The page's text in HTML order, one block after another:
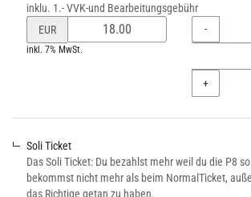
inklu. 1.- VVK-und Bearbeitungsgebühr
Preis
von
Normal-
EUR
inkl. 7% MwSt.
Menge
-
+
Soli Ticket
Das Soli Ticket: Du bezahlst mehr weil du die P8
bekommst nicht mehr als beim NormalTicket,
das Richtige getan zu haben.